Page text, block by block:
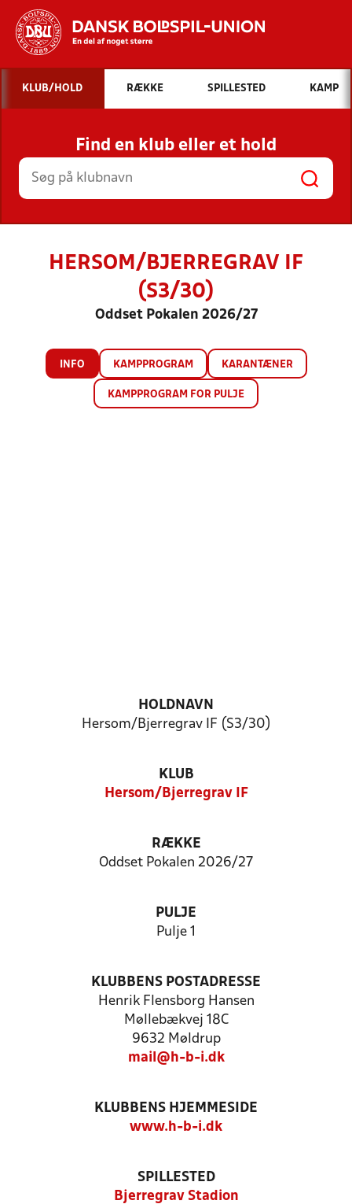
Hvad vil du søge efter?
INDHOLD OG NYHEDER
STILLINGER, RESULTATER, KLUBBER OG
HOLD
KLUB/HOLD RÆKKE SPILLESTED KAMP
Find en klub eller et hold
HERSOM/BJERREGRAV IF
(S3/30)
Oddset Pokalen 2026/27
INFO KAMPPROGRAM KARANTÆNER
KAMPPROGRAM FOR PULJE
HOLDNAVN
Hersom/Bjerregrav IF (S3/30)
KLUB
Hersom/Bjerregrav IF
RÆKKE
Oddset Pokalen 2026/27
PULJE
Pulje 1
KLUBBENS POSTADRESSE
Henrik Flensborg Hansen
Møllebækvej 18C
9632 Møldrup
mail@h-b-i.dk
KLUBBENS HJEMMESIDE
www.h-b-i.dk
SPILLESTED
Bjerregrav Stadion